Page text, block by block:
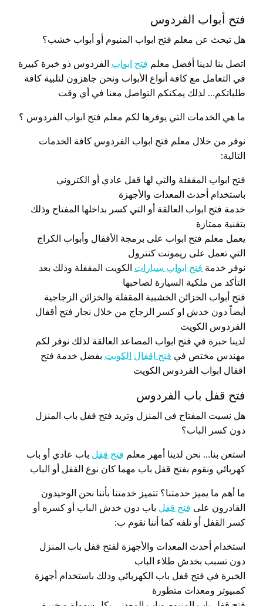
فتح أبواب الفردوس
هل تبحث عن معلم فتح ابواب المنيوم أو أبواب خشب؟
اتصل بنا لدينا أفضل معلم فتح ابواب الفردوس ذو خبرة كبيرة
في التعامل مع كافة أنواع الأبواب ونحن جاهزون لتلبية كافة
طلباتكم… لذلك يمكنكم التواصل معنا في أي وقت
ما هي الخدمات التي يوفرها لكم معلم فتح ابواب الفردوس ؟
نوفر من خلال معلم فتح ابواب الفردوس كافة الخدمات
التالية:
فتح ابواب المقفلة والتي لها قفل عادي أو الكتروني
باستخدام أحدث المعدات والأجهزة
خدمة فتح ابواب العالقة أو التي كسر بداخلها المفتاح وذلك
بتقنية ممتازة
يعمل معلم فتح ابواب على برمجة الأقفال وأبواب الكراج
التي تعمل على ريمونت كنترول
نوفر خدمة فتح ابواب سيارات الكويت المقفلة وذلك بعد
التأكد من ملكية السيارة لصاحبها
فتح أبواب الخزائن الخشبية المقفلة والخزائن الزجاجية
أيضاً دون خدش او كسر الزجاج من خلال نجار فتح أقفال
الفردوس الكويت
لدينا خبرة في فتح ابواب المصاعد العالقة لذلك نوفر لكم
مهندس مختص في فتح اقفال الكويت بفضل خدمة فتح
اقفال ابواب الفردوس الكويت
فتح قفل باب الفردوس
هل نسيت المفتاح في المنزل وتريد فتح قفل باب المنزل
دون كسر الباب؟
استعن بنا… نحن لدينا أمهر معلم فتح قفل باب عادي أو باب
كهربائي ونقوم بفتح قفل باب مهما كان نوع القفل أو الباب
ما أهم ما يميز خدمتنا؟ تتميز خدمتنا بأننا نحن الوحيدون
القادرون على فتح قفل باب دون خدش الباب أو كسره أو
كسر القفل أو تلفه كما أننا نقوم ب:
استخدام أحدث المعدات والأجهزة لفتح قفل باب المنزل
دون تسبب بخدش طلاء الباب
الخبرة في فتح قفل باب الكهربائي وذلك باستخدام أجهزة
كمبيوتر ومعدات متطورة